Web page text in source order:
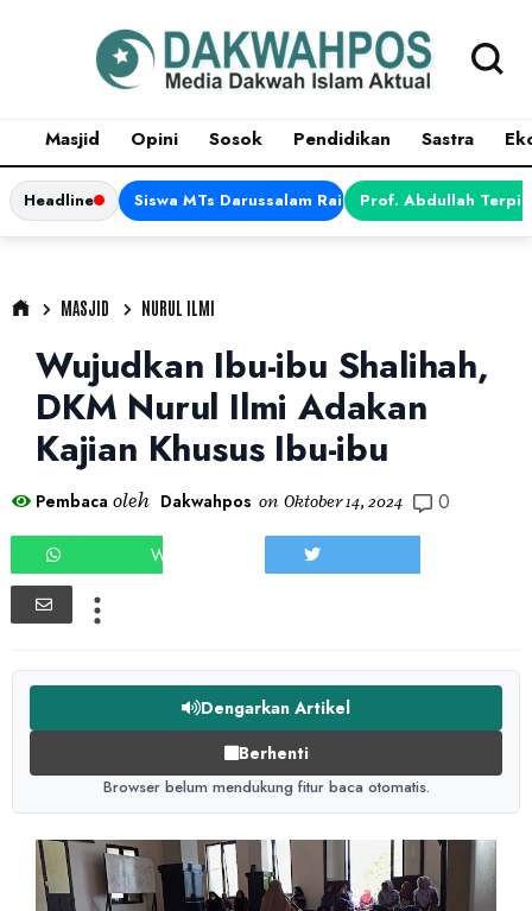
Masjid Opini Sosok Pendidikan Sastra
Headline Siswa MTs Darussalam Raih Juara 1 dalam
Prof. Abdullah
MASJID NURUL ILMI
Wujudkan Ibu-ibu Shalihah,
DKM Nurul Ilmi Adakan
Kajian Khusus Ibu-ibu
Pembaca oleh Dakwahpos on Oktober 14, 2024 0
WHATSAPP
Dengarkan Artikel
Berhenti
Browser belum mendukung fitur baca otomatis.